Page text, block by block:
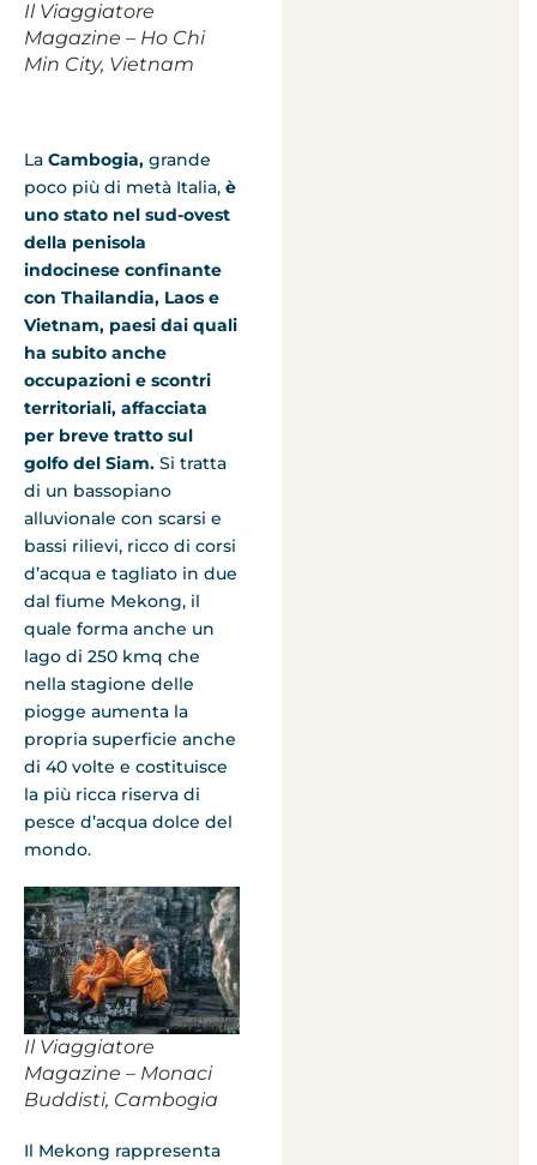
Il Viaggiatore
Magazine – Ho Chi
Min City, Vietnam
La Cambogia, grande
poco più di metà Italia, è
uno stato nel sud-ovest
della penisola
indocinese confinante
con Thailandia, Laos e
Vietnam, paesi dai quali
ha subito anche
occupazioni e scontri
territoriali, affacciata
per breve tratto sul
golfo del Siam. Si tratta
di un bassopiano
alluvionale con scarsi e
bassi rilievi, ricco di corsi
d’acqua e tagliato in due
dal fiume Mekong, il
quale forma anche un
lago di 250 kmq che
nella stagione delle
piogge aumenta la
propria superficie anche
di 40 volte e costituisce
la più ricca riserva di
pesce d’acqua dolce del
mondo.
Il Viaggiatore
Magazine – Monaci
Buddisti, Cambogia
Il Mekong rappresenta